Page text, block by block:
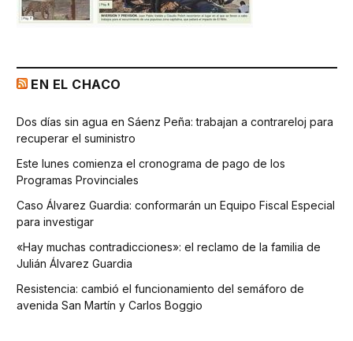
EN EL CHACO
Dos días sin agua en Sáenz Peña: trabajan a contrareloj para
recuperar el suministro
Este lunes comienza el cronograma de pago de los
Programas Provinciales
Caso Álvarez Guardia: conformarán un Equipo Fiscal Especial
para investigar
«Hay muchas contradicciones»: el reclamo de la familia de
Julián Álvarez Guardia
Resistencia: cambió el funcionamiento del semáforo de
avenida San Martín y Carlos Boggio